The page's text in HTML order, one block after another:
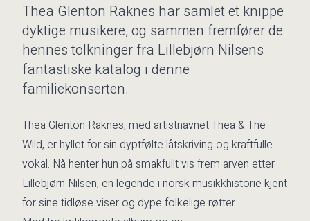
Thea Glenton Raknes har samlet et knippe
dyktige musikere, og sammen fremfører de
hennes tolkninger fra Lillebjørn Nilsens
fantastiske katalog i denne
familiekonserten.
Thea Glenton Raknes, med artistnavnet Thea & The
Wild, er hyllet for sin dyptfølte låtskriving og kraftfulle
vokal. Nå henter hun på smakfullt vis frem arven etter
Lillebjørn Nilsen, en legende i norsk musikkhistorie kjent
for sine tidløse viser og dype folkelige røtter.